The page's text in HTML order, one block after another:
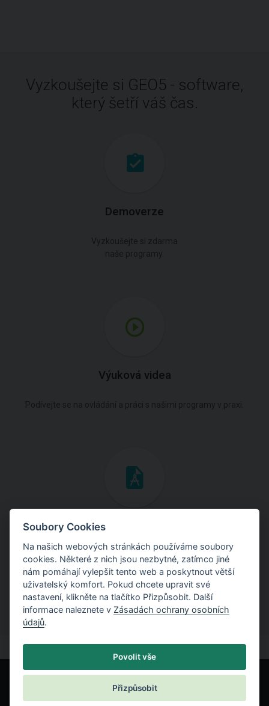
Vyzkoušejte si GEO5 - software,
který šetří váš čas.
Demoverze
Výuková videa
Inženýrské manuály
Stáhněte si manuály s teoretickými i praktickými ukázkami
použití programů.
Soubory Cookies
Na našich webových stránkách používáme soubory
cookies. Některé z nich jsou nezbytné, zatímco jiné
nám pomáhají vylepšit tento web a poskytnout větší
uživatelský komfort. Pokud chcete upravit své
nastavení, klikněte na tlačítko Přizpůsobit. Další
informace naleznete v Zásadách ochrany osobních
údajů.
Povolit vše
Přizpůsobit